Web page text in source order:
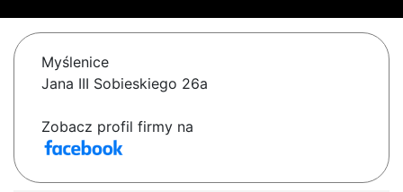
Myślenice
Jana III Sobieskiego 26a
Zobacz profil firmy na